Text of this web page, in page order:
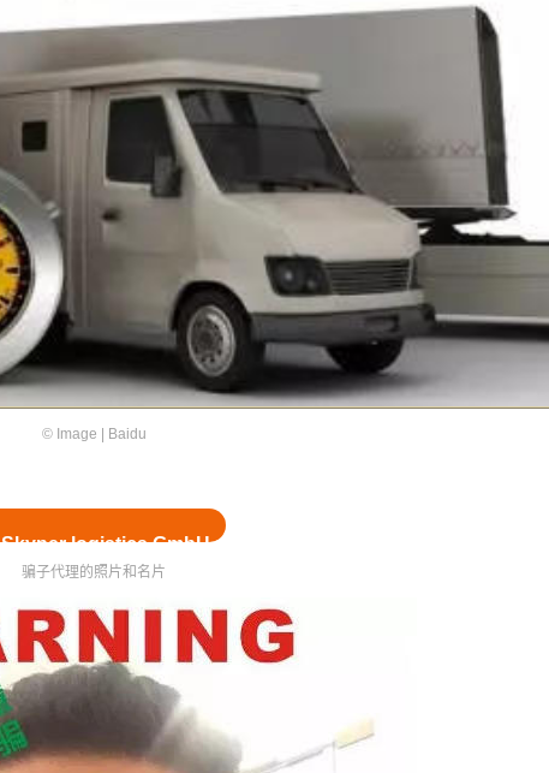
© Image | Baidu
Skyper logistics GmbH
骗子代理的照片和名片